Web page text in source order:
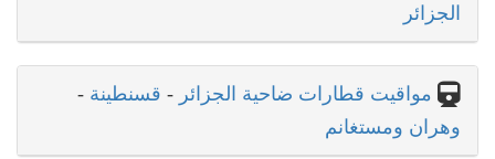
الجزائر
مواقيت قطارات ضاحية الجزائر - قسنطينة -
وهران ومستغانم